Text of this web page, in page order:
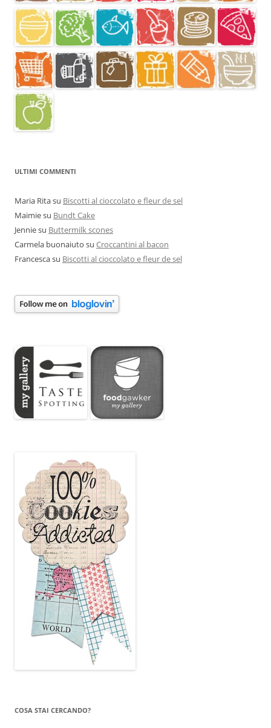
ULTIMI COMMENTI
Maria Ritasu Biscotti al cioccolato e fleur de sel
Maimiesu Bundt Cake
Jenniesu Buttermilk scones
Carmela buonaiuto su Croccantini al bacon
Francescasu Biscotti al cioccolato e fleur de sel
COSA STAI CERCANDO?